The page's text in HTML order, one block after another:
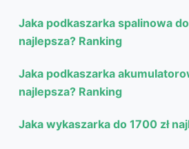
Jaka podkaszarka spalinowa
najlepsza? Ranking
Jaka podkaszarka
najlepsza? Ranking
Jaka wykaszarka do 1700 zł